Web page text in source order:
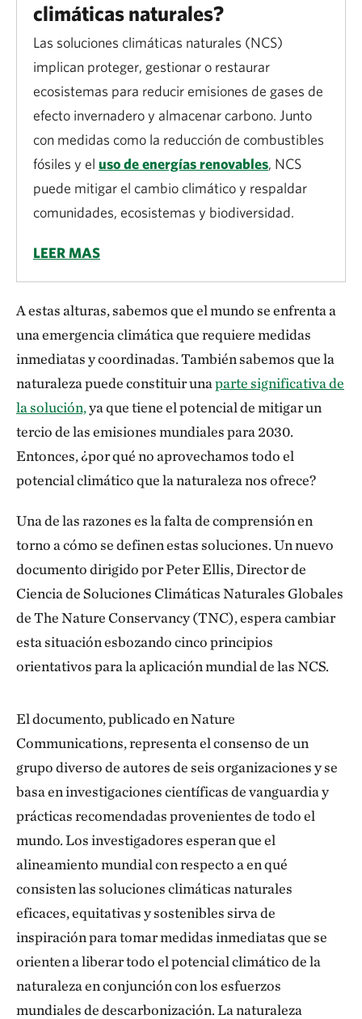
climáticas naturales?
Las soluciones climáticas naturales (NCS)
implican proteger, gestionar o restaurar
ecosistemas para reducir emisiones de gases de
efecto invernadero y almacenar carbono. Junto
con medidas como la reducción de combustibles
fósiles y el uso de energías renovables, NCS
puede mitigar el cambio climático y respaldar
comunidades, ecosistemas y biodiversidad.
LEER MAS
A estas alturas, sabemos que el mundo se enfrenta a
una emergencia climática que requiere medidas
inmediatas y coordinadas. También sabemos que la
naturaleza puede constituir unaparte significativa de
la solución,ya que tiene el potencial de mitigar un
tercio de las emisiones mundiales para 2030.
Entonces, ¿por qué no aprovechamos todo el
potencial climático que la naturaleza nos ofrece?
Una de las razones es la falta de comprensión en
torno a cómo se definen estas soluciones. Un nuevo
documento dirigido por Peter Ellis, Director de
Ciencia de Soluciones Climáticas Naturales Globales
de The Nature Conservancy (TNC), espera cambiar
esta situación esbozando cinco principios
orientativos para la aplicación mundial de las NCS.
El documento, publicado en Nature
Communications, representa el consenso de un
grupo diverso de autores de seis organizaciones y se
basa en investigaciones científicas de vanguardia y
prácticas recomendadas provenientes de todo el
mundo. Los investigadores esperan que el
alineamiento mundial con respecto a en qué
consisten las soluciones climáticas naturales
eficaces, equitativas y sostenibles sirva de
inspiración para tomar medidas inmediatas que se
orienten a liberar todo el potencial climático de la
naturaleza en conjunción con los esfuerzos
mundiales de descarbonización. La naturaleza